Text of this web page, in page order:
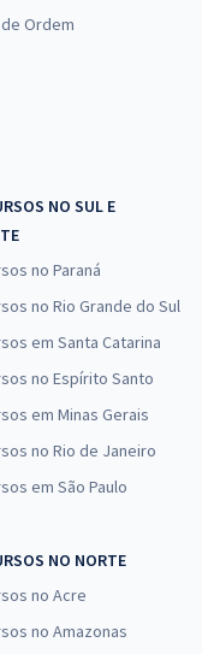
Ordem
NO SUL E
no Paraná
no Rio Grande do Sul
em Santa Catarina
no Espírito Santo
em Minas Gerais
no Rio de Janeiro
em São Paulo
NO NORTE
no Acre
no Amazonas